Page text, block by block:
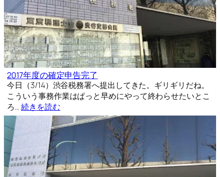
2017年度の確定申告完了
今日（3/14）渋谷税務署へ提出してきた。ギリギリだね。
こういう事務作業はぱっと早めにやって終わらせたいとこ
ろ…続きを読む